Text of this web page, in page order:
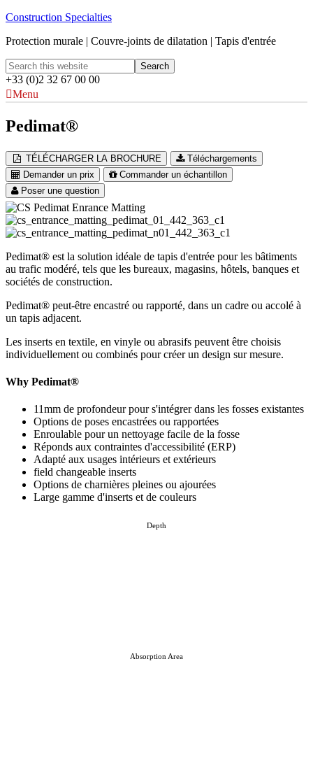
Construction Specialties
Protection murale | Couvre-joints de dilatation | Tapis d'entrée
+33 (0)2 32 67 00 00
Menu
Pedimat®
TÉLÉCHARGER LA BROCHURE
Téléchargements
Demander un prix
Commander un échantillon
Poser une question
Pedimat® est la solution idéale de tapis d'entrée pour les bâtiments
au trafic modéré, tels que les bureaux, magasins, hôtels, banques et
sociétés de construction.
Pedimat® peut-être encastré ou rapporté, dans un cadre ou accolé à
un tapis adjacent.
Les inserts en textile, en vinyle ou abrasifs peuvent être choisis
individuellement ou combinés pour créer un design sur mesure.
Why Pedimat®
11mm de profondeur pour s'intégrer dans les fosses existantes
Options de poses encastrées ou rapportées
Enroulable pour un nettoyage facile de la fosse
Réponds aux contraintes d'accessibilité (ERP)
Adapté aux usages intérieurs et extérieurs
field changeable inserts
Options de charnières pleines ou ajourées
Large gamme d'inserts et de couleurs
Depth
Absorption Area